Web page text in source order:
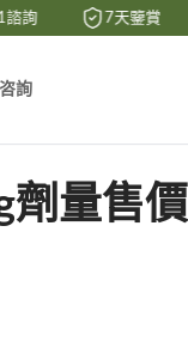
7天鑒賞
詢
量售價